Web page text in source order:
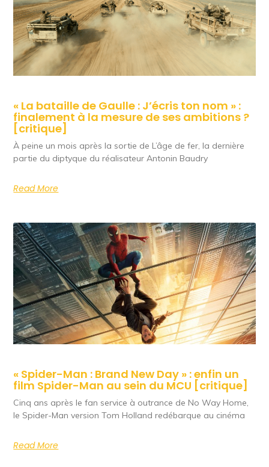
« La bataille de Gaulle : J’écris ton nom » :
finalement à la mesure de ses ambitions ?
[critique]
À peine un mois après la sortie de L’âge de fer, la dernière
partie du diptyque du réalisateur Antonin Baudry
Read More
« Spider-Man : Brand New Day » : enfin un
film Spider-Man au sein du MCU [critique]
Cinq ans après le fan service à outrance de No Way Home,
le Spider-Man version Tom Holland redébarque au cinéma
Read More